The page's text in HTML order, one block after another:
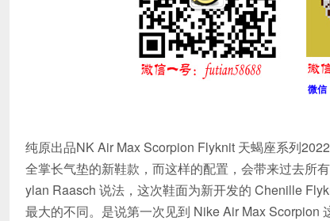
微信
纯原出品NK Air Max Scorpion Flyknit 天蝎座系列
全掌长气垫的新鞋款，而这样的配置，会带来过去所
ylan Raasch 说法，这次鞋面为新开发的 Chenille
最大的不同。是说第一次见到 Nike Air Max Scorpion